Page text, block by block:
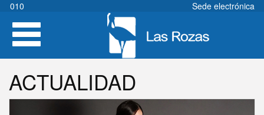
Pasar
contenido
principal
010
Sede electrónica
Toggle
navigation
ACTUALIDAD